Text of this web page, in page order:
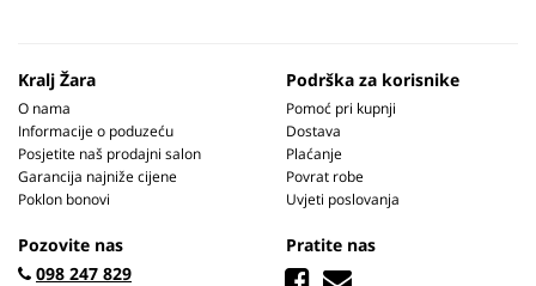
Kralj Žara
O nama
Informacije o poduzeću
Posjetite naš prodajni salon
Garancija najniže cijene
Poklon bonovi
Podrška za korisnike
Pomoć pri kupnji
Dostava
Plaćanje
Povrat robe
Uvjeti poslovanja
Pozovite nas
098 247 829
Pratite nas